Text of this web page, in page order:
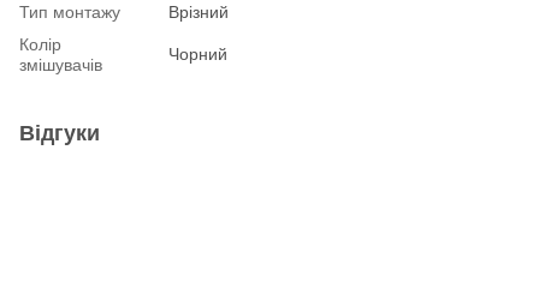
Тип монтажу
Врізний
Колір
змішувачів
Чорний
Відгуки